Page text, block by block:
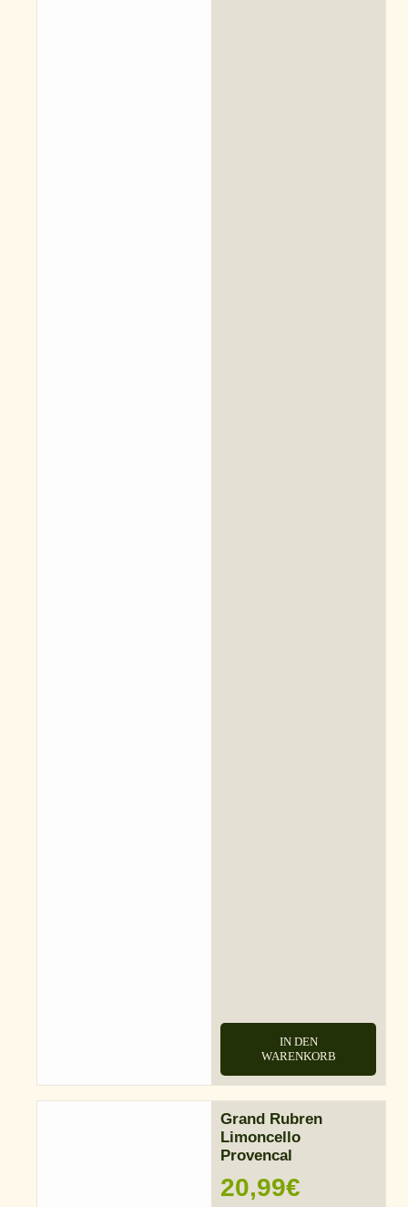
IN DEN
WARENKORB
Grand Rubren
Limoncello
Provencal
20,99€